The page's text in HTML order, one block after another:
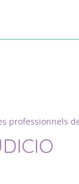
professionnels